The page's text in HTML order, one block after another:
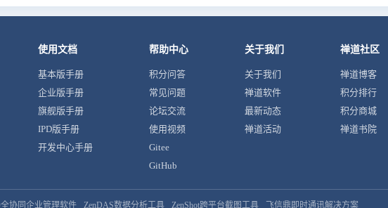
使用文档
基本版手册
企业版手册
旗舰版手册
IPD版手册
开发中心手册
帮助中心
积分问答
常见问题
论坛交流
使用视频
Gitee
GitHub
关于我们
关于我们
禅道软件
最新动态
禅道活动
禅道社区
禅道博客
积分排行
积分商城
禅道书院
协同企业管理软件 ZenDAS数据分析工具 ZenShot跨平台截图工具 飞信鼎即时通讯解决方案